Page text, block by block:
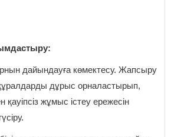
дайындауға көмектесу. Жапсыру
дұрыс орналастырып,
жұмыс істеу ережесін